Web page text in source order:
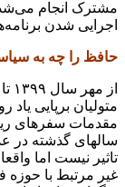
مشترک انجام می‌شد،
اجرایی شدن
حافظ را چه به
متولیان برپایی
مقدمات سفرهای
سالهای گذشته در
تاثیر نیست اما
غیر مرتبط با حوزه